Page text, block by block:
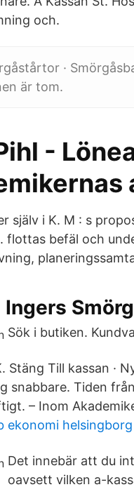
och.
·
är tom.
-
själv i K. M : s
flottas befäl och
Ingers
Sök i butiken.
Stäng Till kassan ·
snabbare. Tiden
– Inom
ekonomi helsingborg
Det innebär att du
oavsett vilken a-